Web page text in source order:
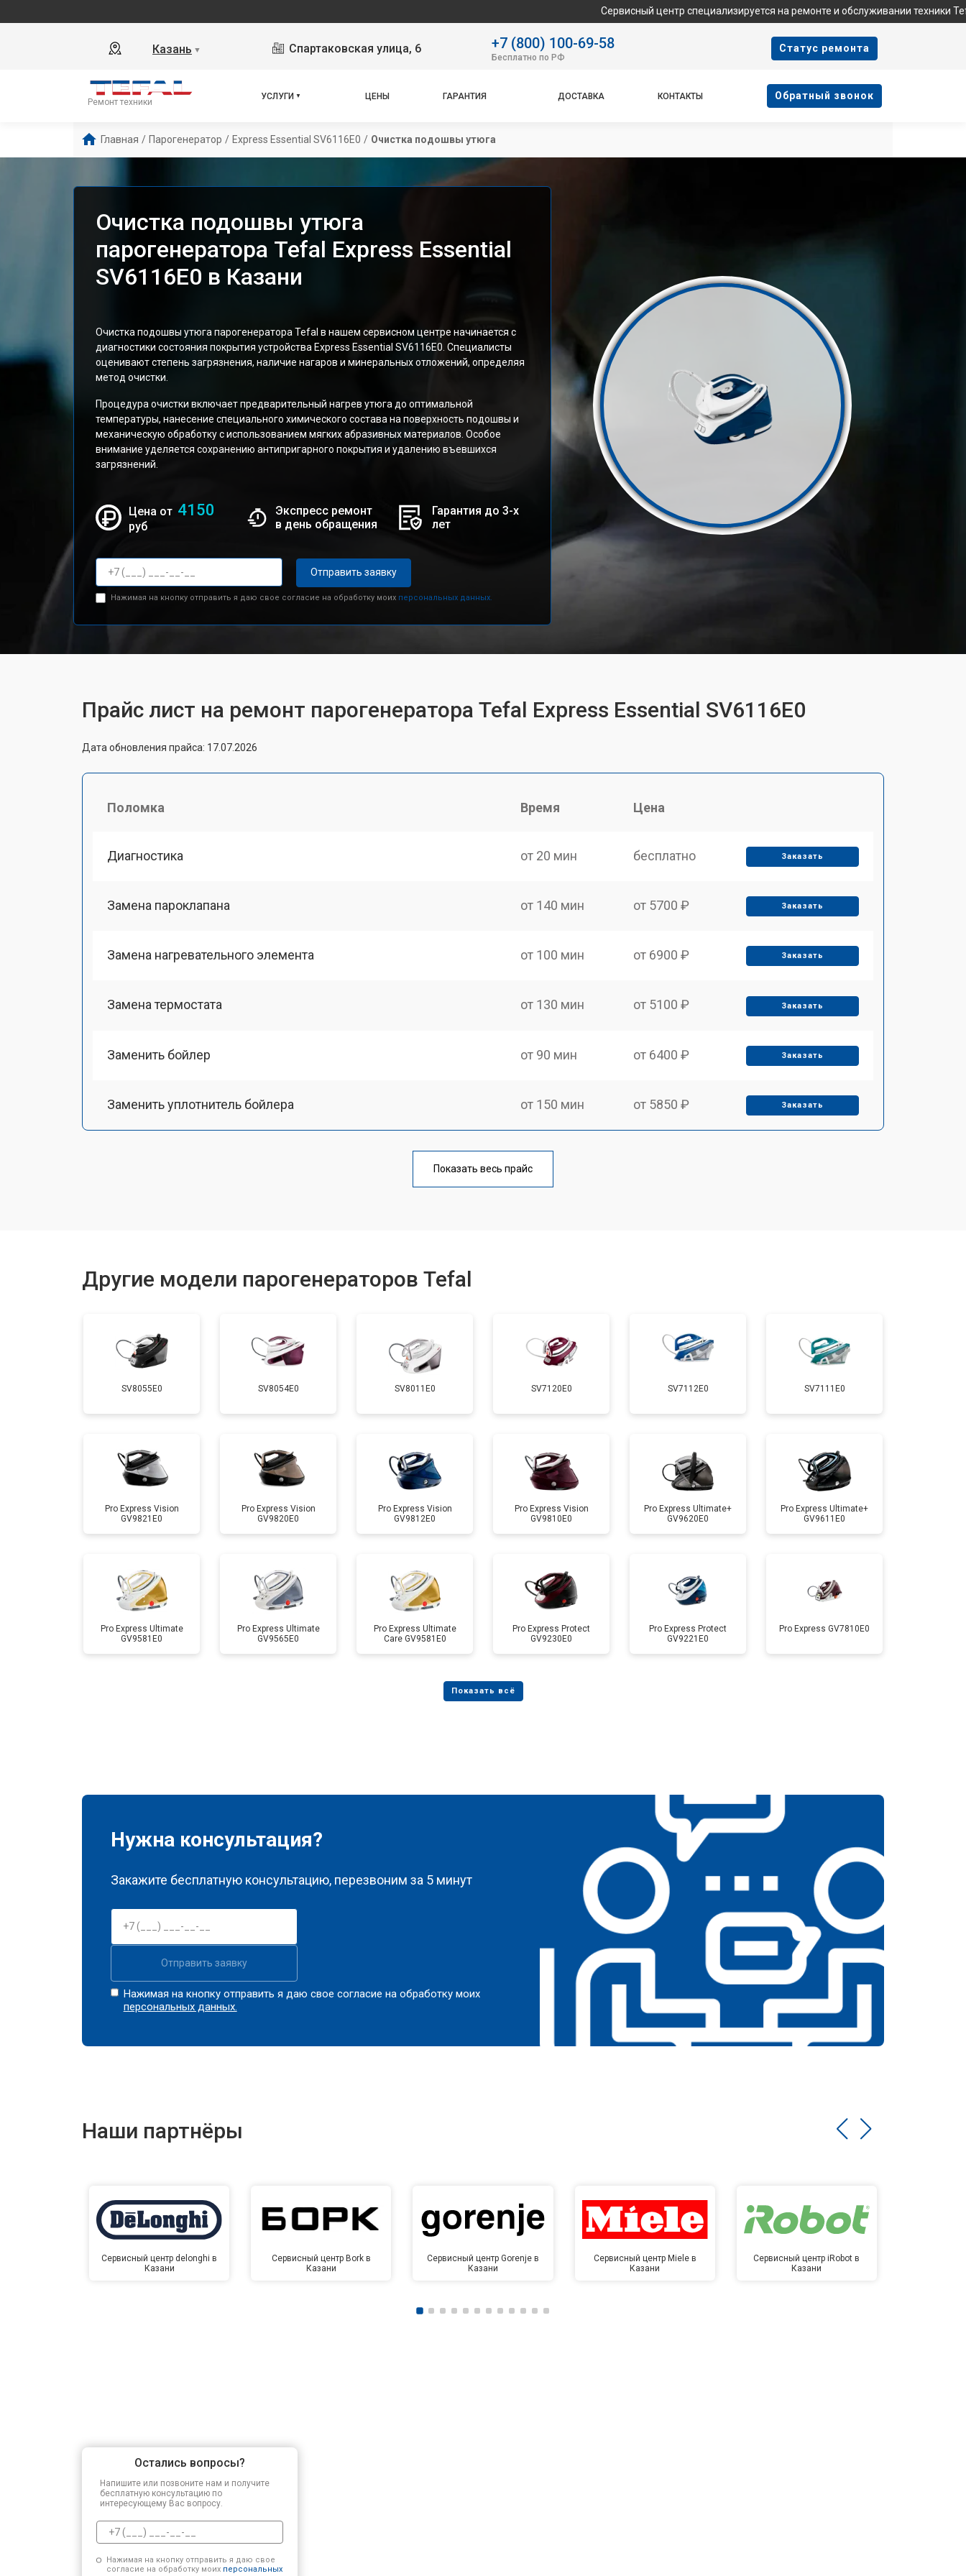
Сервисный центр специализируется на ремонте и обслуживании техники Tefal.
Казань ▼ Спартаковская улица, 6 +7 (800) 100-69-58
Бесплатно по РФ
Cтатус ремонта
Ремонт техники
УСЛУГИ ЦЕНЫ ГАРАНТИЯ ДОСТАВКА КОНТАКТЫ Oбратный звонок
Главная / Парогенератор / Express Essential SV6116E0 / Очистка подошвы утюга
Очистка подошвы утюга
парогенератора Tefal Express Essential
SV6116E0 в Казани
Очистка подошвы утюга парогенератора Tefal в нашем сервисном центре начинается с
диагностики состояния покрытия устройства Express Essential SV6116E0. Специалисты
оценивают степень загрязнения, наличие нагаров и минеральных отложений, определяя
метод очистки.
Процедура очистки включает предварительный нагрев утюга до оптимальной
температуры, нанесение специального химического состава на поверхность подошвы и
механическую обработку с использованием мягких абразивных материалов. Особое
внимание уделяется сохранению антипригарного покрытия и удалению въевшихся
загрязнений.
Цена от 4150
руб
Экспресс ремонт
в день обращения
Гарантия до 3-х
лет
Отправить заявку
Нажимая на кнопку отправить я даю свое согласие на обработку моих персональных данных.
Прайс лист на ремонт парогенератора Tefal Express Essential SV6116E0
Дата обновления прайса: 17.07.2026
Поломка Время Цена
Диагностика от 20 мин бесплатно Заказать
Замена пароклапана от 140 мин от 5700 ₽ Заказать
Замена нагревательного элемента от 100 мин от 6900 ₽ Заказать
Замена термостата от 130 мин от 5100 ₽ Заказать
Заменить бойлер от 90 мин от 6400 ₽ Заказать
Заменить уплотнитель бойлера от 150 мин от 5850 ₽ Заказать
от 70 мин
Замена шнура питания от 90 мин от 5700 ₽ Заказать
Профилактическая чистка от 120 мин от 4700 ₽ Заказать
Замена клапана давления от 90 мин от 5850 ₽ Заказать
Показать весь прайс
Другие модели парогенераторов Tefal
SV8055E0 SV8054E0 SV8011E0 SV7120E0 SV7112E0 SV7111E0
Pro Express Vision
GV9821E0
Pro Express Vision
GV9820E0
Pro Express Vision
GV9812E0
Pro Express Vision
GV9810E0
Pro Express Ultimate+
GV9620E0
Pro Express Ultimate+
GV9611E0
Pro Express Ultimate
GV9581E0
Pro Express Ultimate
GV9565E0
Pro Express Ultimate
Care GV9581E0
Pro Express Protect
GV9230E0
Pro Express Protect
GV9221E0
Pro Express GV7810E0
Нужна консультация?
Закажите бесплатную консультацию, перезвоним за 5 минут
Отправить заявку
Нажимая на кнопку отправить я даю свое согласие на обработку моих
персональных данных.
Наши партнёры
Сервисный центр delonghi в
Казани
Сервисный центр Bork в
Казани
Сервисный центр Gorenje в
Казани
Сервисный центр Miele в
Казани
Сервисный центр iRobot в
Казани
Остались вопросы?
Напишите или позвоните нам и получите
бесплатную консультацию по
интересующему Вас вопросу.
Нажимая на кнопку отправить я даю свое
согласие на обработку моих персональных